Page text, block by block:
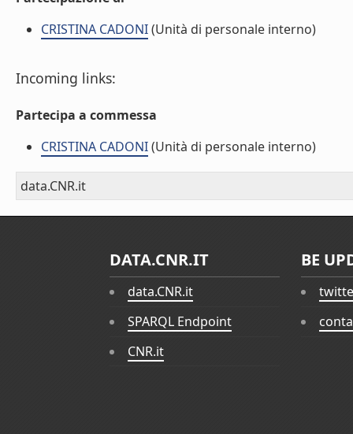
CRISTINA CADONI(Unità di personale interno)
Incoming links:
Partecipa a commessa
CRISTINA CADONI(Unità di personale interno)
data.CNR.it
DATA.CNR.IT
data.CNR.it
SPARQL Endpoint
CNR.it
BE